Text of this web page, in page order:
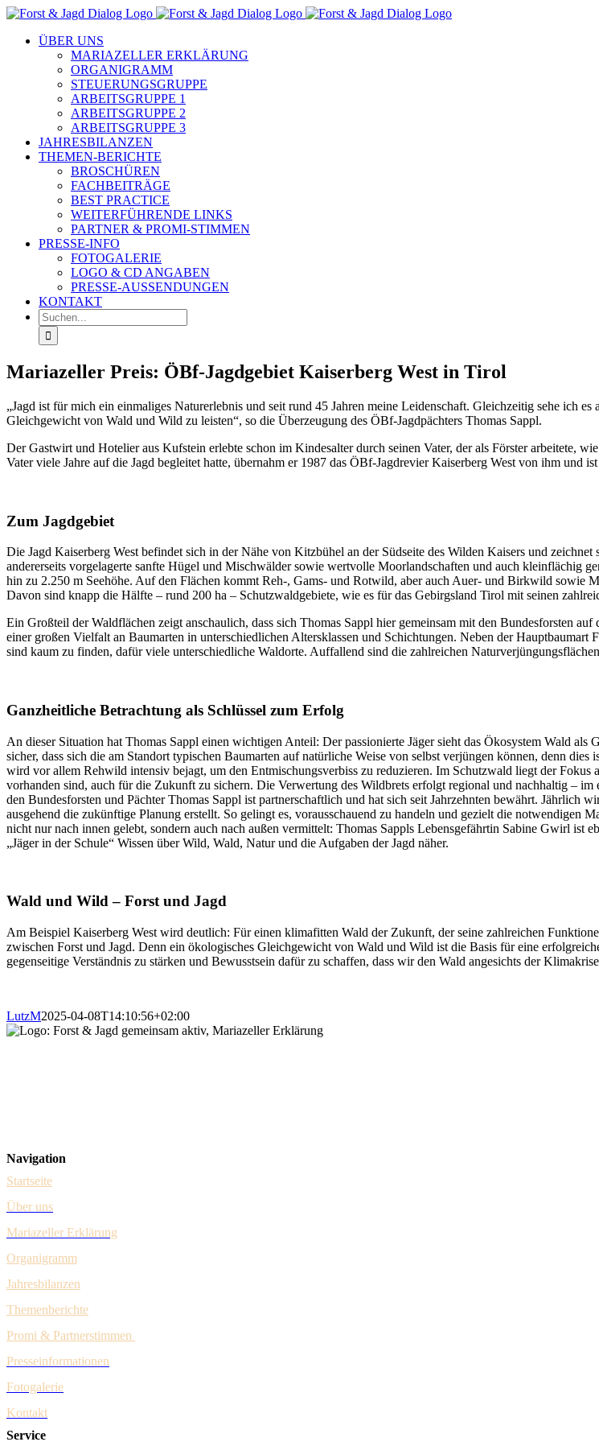
Zum
springenÜBER UNS
MARIAZELLER ERKLÄRUNG
ORGANIGRAMM
STEUERUNGSGRUPPE
ARBEITSGRUPPE 1
ARBEITSGRUPPE 2
ARBEITSGRUPPE 3
JAHRESBILANZEN
THEMEN-BERICHTE
BROSCHÜREN
FACHBEITRÄGE
BEST PRACTICE
WEITERFÜHRENDE LINKS
PARTNER & PROMI-STIMMEN
PRESSE-INFO
FOTOGALERIE
LOGO & CD ANGABEN
PRESSE-AUSSENDUNGEN
KONTAKT
Suche
nach:
Mariazeller Preis: ÖBf-Jagdgebiet Kaiserberg West in Tirol
„Jagd ist für mich ein einmaliges Naturerlebnis und seit rund 45 Jahren meine Leidenschaft. Gleichzeitig sehe ich
Gleichgewicht von Wald und Wild zu leisten“, so die Überzeugung des ÖBf-Jagdpächters Thomas Sappl.
Der Gastwirt und Hotelier aus Kufstein erlebte schon im Kindesalter durch seinen Vater, der als Förster arbeitete,
Vater viele Jahre auf die Jagd begleitet hatte, übernahm er 1987 das ÖBf-Jagdrevier Kaiserberg West von ihm und
Zum Jagdgebiet
Die Jagd Kaiserberg West befindet sich in der Nähe von Kitzbühel an der Südseite des Wilden Kaisers und
andererseits vorgelagerte sanfte Hügel und Mischwälder sowie wertvolle Moorlandschaften und auch kleinflächig
hin zu 2.250 m Seehöhe. Auf den Flächen kommt Reh-, Gams- und Rotwild, aber auch Auer- und Birkwild sowie
Davon sind knapp die Hälfte – rund 200 ha – Schutzwaldgebiete, wie es für das Gebirgsland Tirol mit seinen
Ein Großteil der Waldflächen zeigt anschaulich, dass sich Thomas Sappl hier gemeinsam mit den Bundesforsten
einer großen Vielfalt an Baumarten in unterschiedlichen Altersklassen und Schichtungen. Neben der
sind kaum zu finden, dafür viele unterschiedliche Waldorte. Auffallend sind die zahlreichen
Ganzheitliche Betrachtung als Schlüssel zum Erfolg
An dieser Situation hat Thomas Sappl einen wichtigen Anteil: Der passionierte Jäger sieht das Ökosystem Wald als
sicher, dass sich die am Standort typischen Baumarten auf natürliche Weise von selbst verjüngen können, denn
wird vor allem Rehwild intensiv bejagt, um den Entmischungsverbiss zu reduzieren. Im Schutzwald liegt der
vorhanden sind, auch für die Zukunft zu sichern. Die Verwertung des Wildbrets erfolgt regional und nachhaltig –
den Bundesforsten und Pächter Thomas Sappl ist partnerschaftlich und hat sich seit Jahrzehnten bewährt. Jährlich
ausgehend die zukünftige Planung erstellt. So gelingt es, vorausschauend zu handeln und gezielt die
nicht nur nach innen gelebt, sondern auch nach außen vermittelt: Thomas Sappls Lebensgefährtin Sabine Gwirl ist
„Jäger in der Schule“ Wissen über Wild, Wald, Natur und die Aufgaben der Jagd näher.
Wald und Wild – Forst und Jagd
Am Beispiel Kaiserberg West wird deutlich: Für einen klimafitten Wald der Zukunft, der seine zahlreichen
zwischen Forst und Jagd. Denn ein ökologisches Gleichgewicht von Wald und Wild ist die Basis für eine
gegenseitige Verständnis zu stärken und Bewusstsein dafür zu schaffen, dass wir den Wald angesichts der
LutzM2025-04-08T14:10:56+02:00
Navigation
Startseite
Über uns
Mariazeller Erklärung
Organigramm
Jahresbilanzen
Themenberichte
Promi & Partnerstimmen
Presseinformationen
Fotogalerie
Kontakt
Service